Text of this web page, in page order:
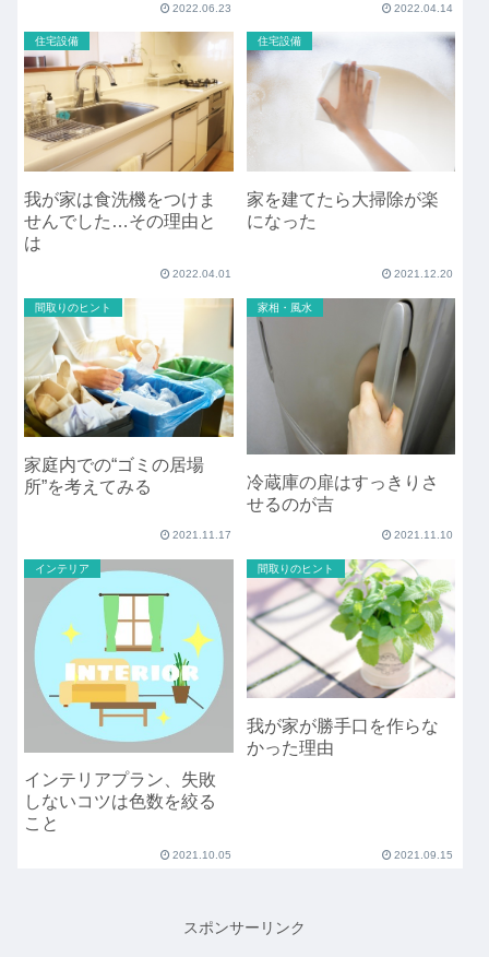
2022.06.23 2022.04.14
住宅設備
我が家は食洗機をつけま
せんでした…その理由と
は
2022.04.01
住宅設備
家を建てたら大掃除が楽
になった
2021.12.20
間取りのヒント
家庭内での“ゴミの居場
所”を考えてみる
2021.11.17
家相・風水
冷蔵庫の扉はすっきりさ
せるのが吉
2021.11.10
インテリア
インテリアプラン、失敗
しないコツは色数を絞る
こと
2021.10.05
間取りのヒント
我が家が勝手口を作らな
かった理由
2021.09.15
スポンサーリンク